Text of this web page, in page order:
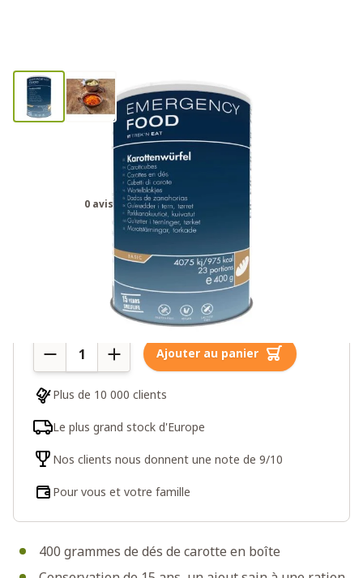
Katadyn Ration d’Urgence Dés de
Carotte en Boîte
0 avis
400 grammes de dés de carotte en boîte
Quantité Ajouter au panier
Plus de 10 000 clients
Le plus grand stock d'Europe
Nos clients nous donnent une note de 9/10
Pour vous et votre famille